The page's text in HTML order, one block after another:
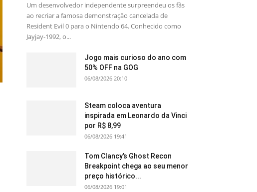
Um desenvolvedor independente surpreendeu os fãs
ao recriar a famosa demonstração cancelada de
Resident Evil 0 para o Nintendo 64. Conhecido como
Jayjay-1992, o...
Jogo mais curioso do ano com
50% OFF na GOG
06/08/2026 20:10
Steam coloca aventura
inspirada em Leonardo da Vinci
por R$ 8,99
06/08/2026 19:41
Tom Clancy’s Ghost Recon
Breakpoint chega ao seu menor
preço histórico...
06/08/2026 19:01